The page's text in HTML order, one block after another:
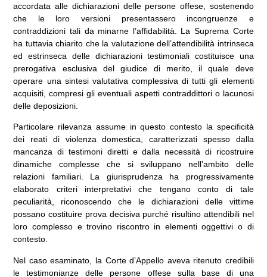
accordata alle dichiarazioni delle persone offese, sostenendo
che le loro versioni presentassero incongruenze e
contraddizioni tali da minarne l’affidabilità. La Suprema Corte
ha tuttavia chiarito che la valutazione dell’attendibilità intrinseca
ed estrinseca delle dichiarazioni testimoniali costituisce una
prerogativa esclusiva del giudice di merito, il quale deve
operare una sintesi valutativa complessiva di tutti gli elementi
acquisiti, compresi gli eventuali aspetti contraddittori o lacunosi
delle deposizioni.
Particolare rilevanza assume in questo contesto la specificità
dei reati di violenza domestica, caratterizzati spesso dalla
mancanza di testimoni diretti e dalla necessità di ricostruire
dinamiche complesse che si sviluppano nell’ambito delle
relazioni familiari. La giurisprudenza ha progressivamente
elaborato criteri interpretativi che tengano conto di tale
peculiarità, riconoscendo che le dichiarazioni delle vittime
possano costituire prova decisiva purché risultino attendibili nel
loro complesso e trovino riscontro in elementi oggettivi o di
contesto.
Nel caso esaminato, la Corte d’Appello aveva ritenuto credibili
le testimonianze delle persone offese sulla base di una